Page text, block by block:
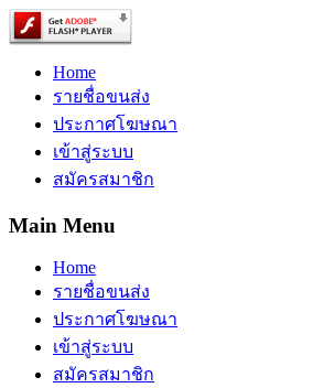
Home
รายชื่อขนส่ง
ประกาศโฆษณา
เข้าสู่ระบบ
สมัครสมาชิก
Main Menu
Home
รายชื่อขนส่ง
ประกาศโฆษณา
เข้าสู่ระบบ
สมัครสมาชิก